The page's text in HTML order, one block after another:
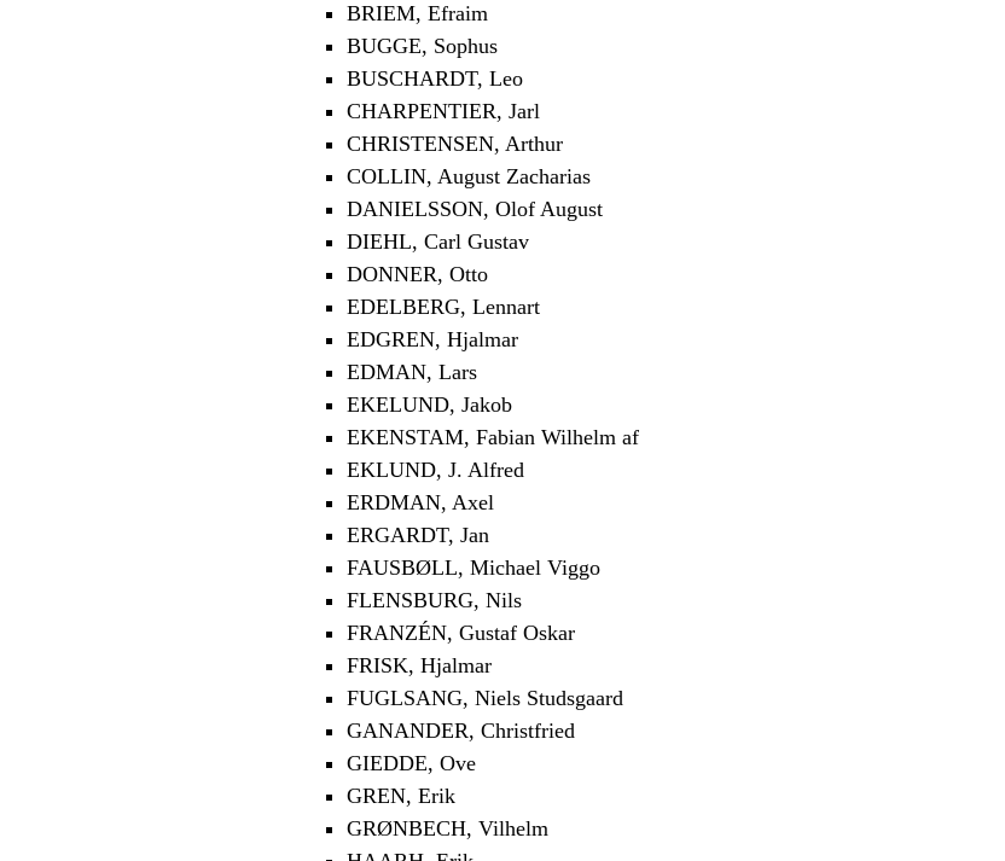
BRIEM, Efraim
BUGGE, Sophus
BUSCHARDT, Leo
CHARPENTIER, Jarl
CHRISTENSEN, Arthur
COLLIN, August Zacharias
DANIELSSON, Olof August
DIEHL, Carl Gustav
DONNER, Otto
EDELBERG, Lennart
EDGREN, Hjalmar
EDMAN, Lars
EKELUND, Jakob
EKENSTAM, Fabian Wilhelm af
EKLUND, J. Alfred
ERDMAN, Axel
ERGARDT, Jan
FAUSBØLL, Michael Viggo
FLENSBURG, Nils
FRANZÉN, Gustaf Oskar
FRISK, Hjalmar
FUGLSANG, Niels Studsgaard
GANANDER, Christfried
GIEDDE, Ove
GREN, Erik
GRØNBECH, Vilhelm